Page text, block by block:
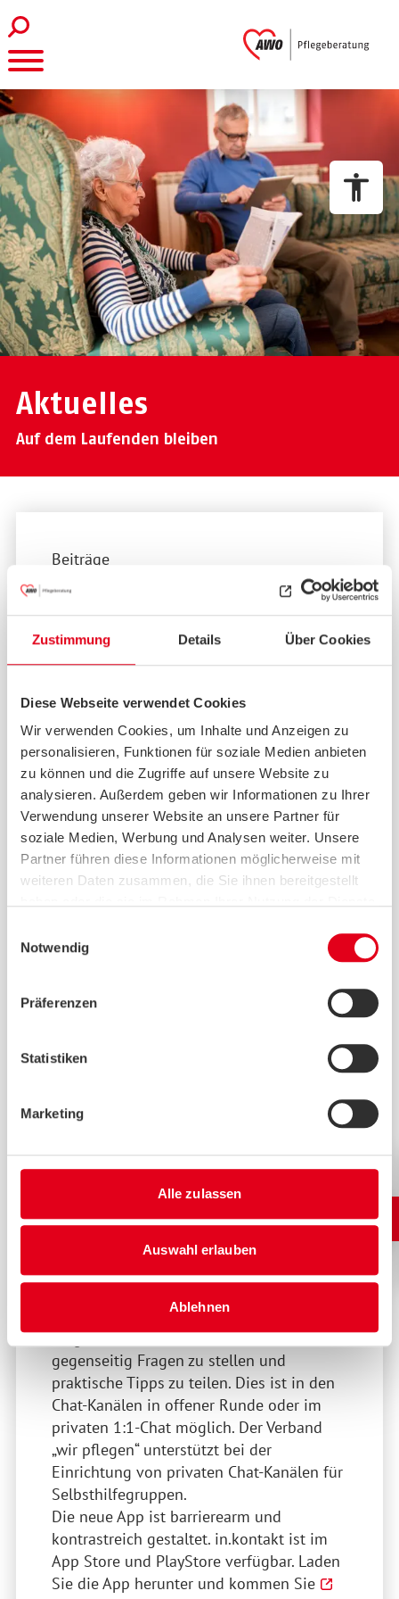
Zustimmung Details Über Cookies
Diese Webseite verwendet Cookies
Wir verwenden Cookies, um Inhalte und Anzeigen zu
personalisieren, Funktionen für soziale Medien anbieten
zu können und die Zugriffe auf unsere Website zu
analysieren. Außerdem geben wir Informationen zu Ihrer
Verwendung unserer Website an unsere Partner für
soziale Medien, Werbung und Analysen weiter. Unsere
Partner führen diese Informationen möglicherweise mit
weiteren Daten zusammen, die Sie ihnen bereitgestellt
Notwendig
Präferenzen
Statistiken
Marketing
Alle zulassen
Auswahl erlauben
Ablehnen
Aktuelles
Auf dem Laufenden bleiben
Beiträge
Informieren –
Austauschen –
Vernetzen
13.03.2023
„in.kontakt“ neu aufgesetzt. Die
sich mit anderen pflegenden Angehörigen
zu vernetzen und sich über
Herausforderungen im Pflegealltag
auszutauschen: zu jeder Zeit, an jedem Ort,
Pflegende Angehörige haben die
Möglichkeit sich auszutauschen,
gegenseitig Fragen zu stellen und
praktische Tipps zu teilen. Dies ist in den
Chat-Kanälen in offener Runde oder im
privaten 1:1-Chat möglich. Der Verband
„wir pflegen“ unterstützt bei der
Einrichtung von privaten Chat-Kanälen für
Selbsthilfegruppen.
Die neue App ist barrierearm und
kontrastreich gestaltet. in.kontakt ist im
App Store und PlayStore verfügbar. Laden
Sie die App herunter und kommen Sie